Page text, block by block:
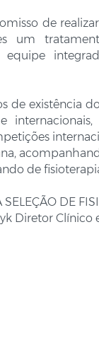
de
um
equipe
de existência
e
de
DE
Diretor Clínico